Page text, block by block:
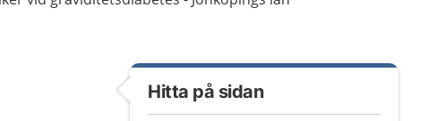
Hitta på sidan